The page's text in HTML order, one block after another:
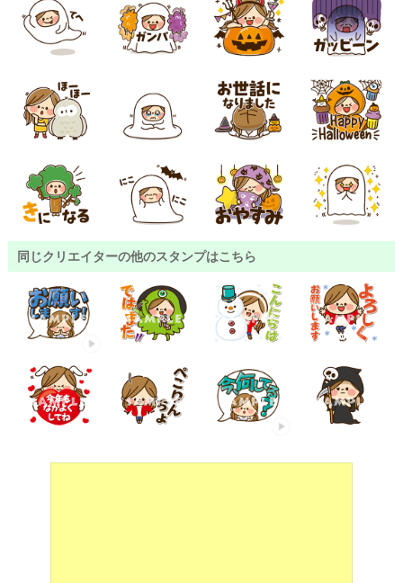
同じクリエイターの他のスタンプはこちら